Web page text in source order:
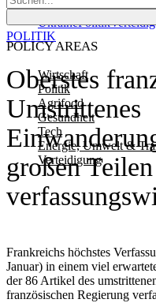
POLICY AREAS
Wirtschaft
Politik
Agrifood
Gesundheit
Tech
Energie, Umwelt &
Verteidigung
UkrainePolitik
Oberstes
Umstrittenes
großen Teilen
Frankreichs höchstes
Januar) in einem viel
der 86 Artikel des
französischen Regierung
POLITIK